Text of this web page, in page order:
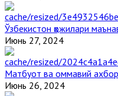
Ўзбекистон ҳожилари
Июнь 27, 2024
Матбуот ва оммавий
Июнь 26, 2024